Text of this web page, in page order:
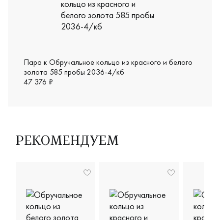
Пара к Обручальное кольцо из красного и белого
золота 585 пробы 2036-4/кб
47 376 ₽
РЕКОМЕНДУЕМ